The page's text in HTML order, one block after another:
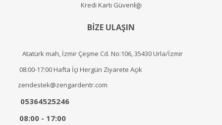
Kredi Kartı Güvenliği
BİZE ULAŞIN
Atatürk mah, İzmir Çeşme Cd. No:106, 35430 Urla/İzmir
08:00-17:00 Hafta İçi Hergün Ziyarete Açık
zendestek@zengardentr.com
05364525246
08:00 - 17:00